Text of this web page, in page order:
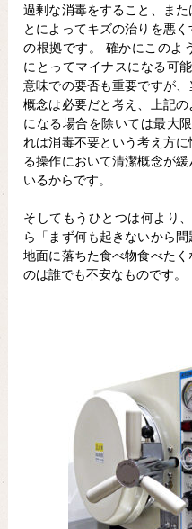
過剰な消毒をすること、ま
とによってキズの治りを悪
の根拠です。 確かにこのよ
にとってマイナスになる可
意味での要否も重要ですが
概念は必要だと考え、上記
になる場合を除いては最大
れは消毒不要という考え方
る操作において清潔概念が
いるからです。
そしてもうひとつは何より
ら「まず何も起きないから
地面に落ちた食べ物食べた
のは誰でも不安なものです。